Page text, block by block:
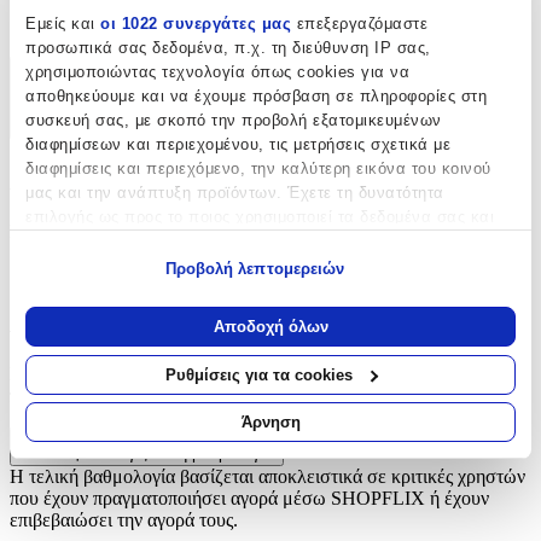
Εμείς και οι 1022 συνεργάτες μας επεξεργαζόμαστε
προσωπικά σας δεδομένα, π.χ. τη διεύθυνση IP σας,
χρησιμοποιώντας τεχνολογία όπως cookies για να
αποθηκεύουμε και να έχουμε πρόσβαση σε πληροφορίες στη
συσκευή σας, με σκοπό την προβολή εξατομικευμένων
διαφημίσεων και περιεχομένου, τις μετρήσεις σχετικά με
διαφημίσεις και περιεχόμενο, την καλύτερη εικόνα του κοινού
μας και την ανάπτυξη προϊόντων. Έχετε τη δυνατότητα
Να συλλέξουμε πληροφορίες σχετικά με τη γεωγραφική
σας τοποθεσία, οι οποίες μπορεί να είναι ακριβείς σε
απόσταση μερικών μέτρων
Να αναγνωρίσουμε τη συσκευή σας σαρώνοντας ενεργά
για συγκεκριμένα χαρακτηριστικά (δακτυλικό αποτύπωμα)
Μάθετε περισσότερα σχετικά με τον τρόπο επεξεργασίας των
προσωπικών σας δεδομένων και καθορίστε τις προτιμήσεις σας
στην
ενότητα “Λεπτομέρειες”
. Μπορείτε να αλλάξετε ή να
ανακαλέσετε τη συγκατάθεσή σας ανά πάσα στιγμή από τη
Προβολή λεπτομερειών
Αποδοχή όλων
Ρυθμίσεις για τα cookies
Άρνηση
Κουμπιά
Χαρακτηριστικά
+
Χαρακτηριστικά
Είδος:
Αξιολογήσεις
Προς το παρόν δεν υπάρχουν άλλες αξιολογήσεις. Όταν
προστεθούν, θα εμφανιστούν εδώ.
Πώς υπολογίζεται η βαθμολογία
Η τελική βαθμολογία βασίζεται αποκλειστικά σε κριτικές χρηστών
που έχουν πραγματοποιήσει αγορά μέσω SHOPFLIX ή έχουν
επιβεβαιώσει την αγορά τους.